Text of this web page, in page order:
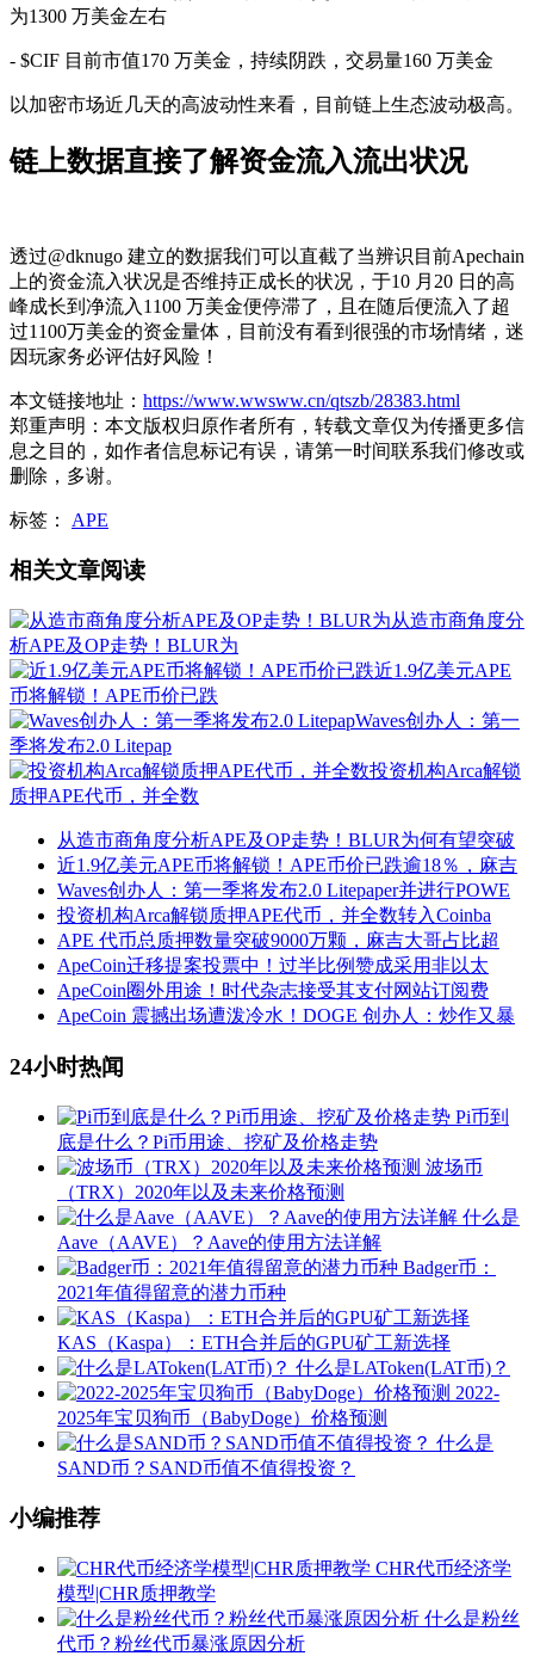
为1300 万美金左右
- $CIF 目前市值170 万美金，持续阴跌，交易量160 万美金
以加密市场近几天的高波动性来看，目前链上生态波动极高。
链上数据直接了解资金流入流出状况
透过@dknugo 建立的数据我们可以直截了当辨识目前Apechain
上的资金流入状况是否维持正成长的状况，于10 月20 日的高
峰成长到净流入1100 万美金便停滞了，且在随后便流入了超
过1100万美金的资金量体，目前没有看到很强的市场情绪，迷
因玩家务必评估好风险！
本文链接地址： https://www.wwsww.cn/qtszb/28383.html
郑重声明：本文版权归原作者所有，转载文章仅为传播更多信
息之目的，如作者信息标记有误，请第一时间联系我们修改或
删除，多谢。
标签： APE
相关文章阅读
从造市商角度分
析APE及OP走势！BLUR为
近1.9亿美元APE
币将解锁！APE币价已跌
Waves创办人：第一
季将发布2.0 Litepap
投资机构Arca解锁
质押APE代币，并全数
从造市商角度分析APE及OP走势！BLUR为何有望突破
近1.9亿美元APE币将解锁！APE币价已跌逾18％，麻吉
Waves创办人：第一季将发布2.0 Litepaper并进行POWE
投资机构Arca解锁质押APE代币，并全数转入Coinba
APE 代币总质押数量突破9000万颗，麻吉大哥占比超
ApeCoin迁移提案投票中！过半比例赞成采用非以太
ApeCoin圈外用途！时代杂志接受其支付网站订阅费
ApeCoin 震撼出场遭泼冷水！DOGE 创办人：炒作又暴
24小时热闻
Pi币到
底是什么？Pi币用途、挖矿及价格走势
波场币
（TRX）2020年以及未来价格预测
什么是
Aave（AAVE）？Aave的使用方法详解
Badger币：
2021年值得留意的潜力币种
KAS（Kaspa）：ETH合并后的GPU矿工新选择
什么是LAToken(LAT币)？
2022-
2025年宝贝狗币（BabyDoge）价格预测
什么是
SAND币？SAND币值不值得投资？
小编推荐
CHR代币经济学
模型|CHR质押教学
什么是粉丝
代币？粉丝代币暴涨原因分析